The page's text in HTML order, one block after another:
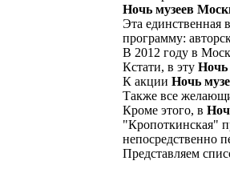
Ночь музеев
Эта единственная
программу:
В 2012 году в
Кстати, в эту Ночь
К акции Ночь
Также все
Кроме этого, в
"Кропоткинская"
непосредственно
Представляем